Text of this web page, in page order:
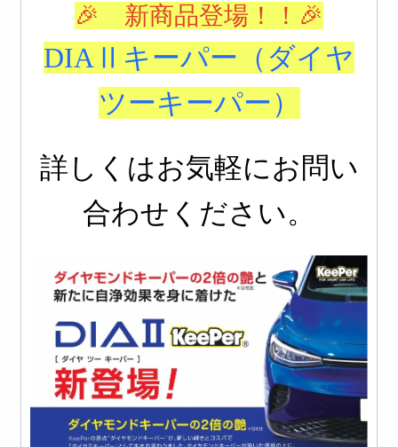
🎉 新商品登場！！🎉
DIAⅡキーパー （ダイヤ
ツーキーパー）
詳しくはお気軽にお問い
合わせください。